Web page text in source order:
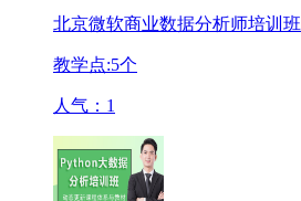
北京微软商业数据分析师培训班
教学点:5个
人气： 1